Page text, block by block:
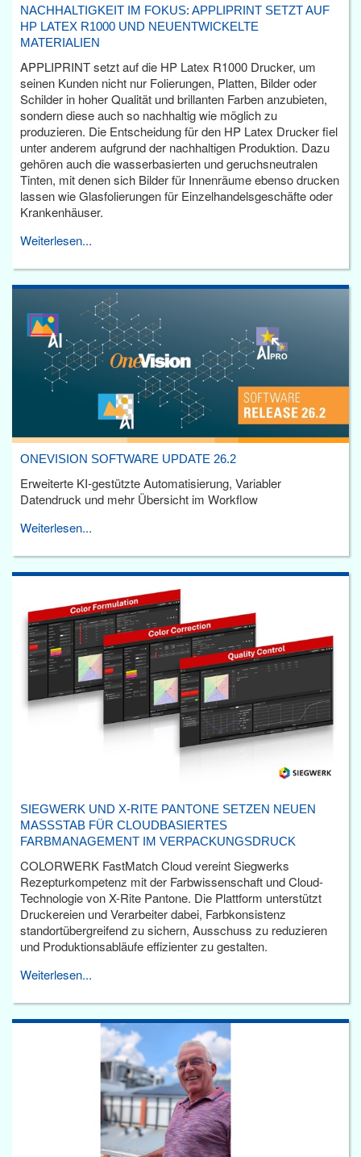
NACHHALTIGKEIT IM FOKUS: APPLIPRINT SETZT AUF
HP LATEX R1000 UND NEUENTWICKELTE
MATERIALIEN
APPLIPRINT setzt auf die HP Latex R1000 Drucker, um
seinen Kunden nicht nur Folierungen, Platten, Bilder oder
Schilder in hoher Qualität und brillanten Farben anzubieten,
sondern diese auch so nachhaltig wie möglich zu
produzieren. Die Entscheidung für den HP Latex Drucker fiel
unter anderem aufgrund der nachhaltigen Produktion. Dazu
gehören auch die wasserbasierten und geruchsneutralen
Tinten, mit denen sich Bilder für Innenräume ebenso drucken
lassen wie Glasfolierungen für Einzelhandelsgeschäfte oder
Krankenhäuser.
Weiterlesen...
ONEVISION SOFTWARE UPDATE 26.2
Erweiterte KI-gestützte Automatisierung, Variabler
Datendruck und mehr Übersicht im Workflow
Weiterlesen...
SIEGWERK UND X-RITE PANTONE SETZEN NEUEN
MASSSTAB FÜR CLOUDBASIERTES F
ARBMANAGEMENT IM VERPACKUNGSDRUCK
COLORWERK FastMatch Cloud vereint Siegwerks
Rezepturkompetenz mit der Farbwissenschaft und Cloud-
Technologie von X-Rite Pantone. Die Plattform unterstützt
Druckereien und Verarbeiter dabei, Farbkonsistenz
standortübergreifend zu sichern, Ausschuss zu reduzieren
und Produktionsabläufe effizienter zu gestalten.
Weiterlesen...